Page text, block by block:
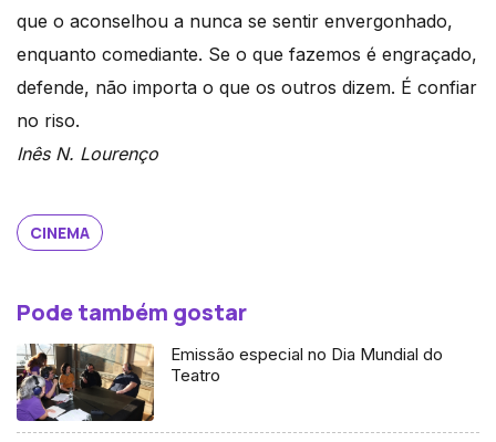
que o aconselhou a nunca se sentir envergonhado,
enquanto comediante. Se o que fazemos é engraçado,
defende, não importa o que os outros dizem. É confiar
no riso.
Inês N. Lourenço
CINEMA
Pode também gostar
Emissão especial no Dia Mundial do
Teatro